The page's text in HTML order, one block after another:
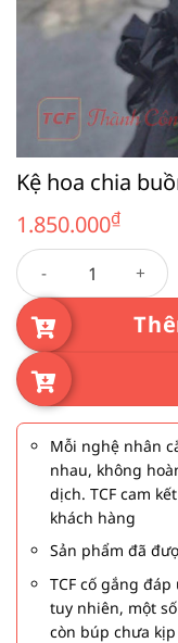
Kệ hoa chia
1.850.000₫
Kệ hoa chia buồn 57
Mỗi nghệ nhân
nhau, không
dịch. TCF cam
khách hàng
Sản phẩm đã
TCF cố gắng
tuy nhiên, một
còn búp chưa